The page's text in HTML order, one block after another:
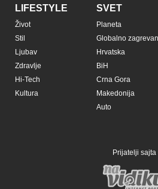
LIFESTYLE
Život
Stil
Ljubav
Zdravlje
Hi-Tech
Kultura
SVET
Planeta
Globalno
Hrvatska
BiH
Crna Gora
Makedonija
Auto
Prijatelji sajta